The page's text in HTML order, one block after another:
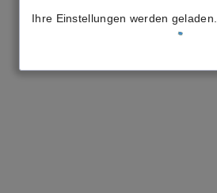
Ihre Einstellungen werden geladen.